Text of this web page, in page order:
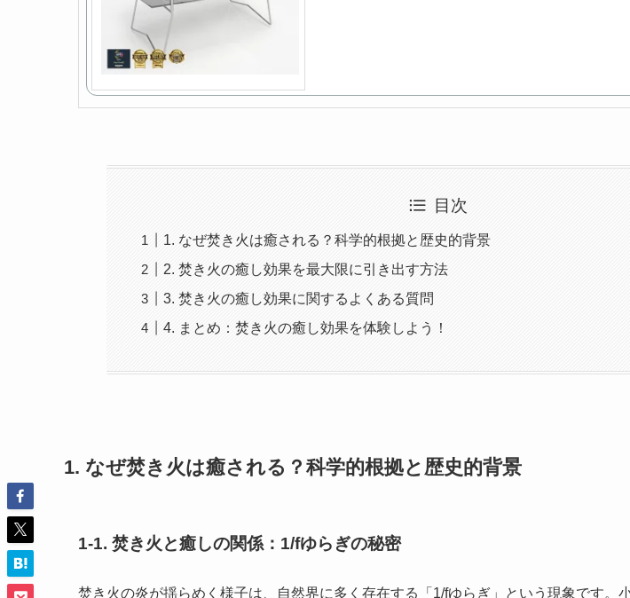
目次
1. なぜ焚き火は癒される？科学的根拠と歴史的背景
2. 焚き火の癒し効果を最大限に引き出す方法
3. 焚き火の癒し効果に関するよくある質問
4. まとめ：焚き火の癒し効果を体験しよう！
1. なぜ焚き火は癒される？科学的根拠と歴史的背景
1-1. 焚き火と癒しの関係：1/fゆらぎの秘密
焚き火の炎が揺らめく様子は、自然界に多く存在する「1/fゆらぎ」という現象です。